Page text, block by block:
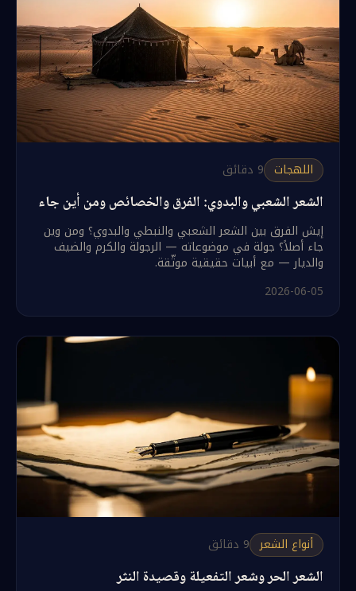
اللهجات 9 دقائق
الشعر الشعبي والبدوي: الفرق والخصائص ومن أين جاء
إيش الفرق بين الشعر الشعبي والنبطي والبدوي؟ ومن وين
جاء أصلاً؟ جولة في موضوعاته — الرجولة والكرم والضيف
والديار — مع أبيات حقيقية موثّقة.
2026-06-05
أنواع الشعر 9 دقائق
الشعر الحر وشعر التفعيلة وقصيدة النثر